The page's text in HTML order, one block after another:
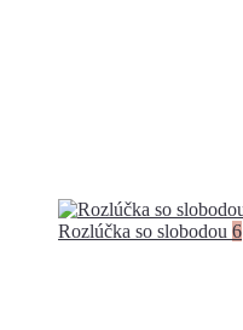
Rozlúčka so slobodou 6